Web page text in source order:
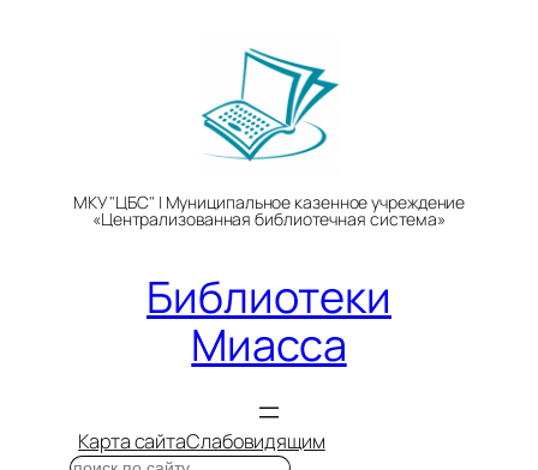
МКУ "ЦБС" | Муниципальное казенное учреждение
«Централизованная библиотечная система»
Библиотеки
Миасса
Карта сайтаСлабовидящим
Поиск